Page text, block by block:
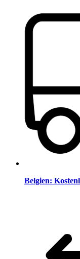
Belgien: